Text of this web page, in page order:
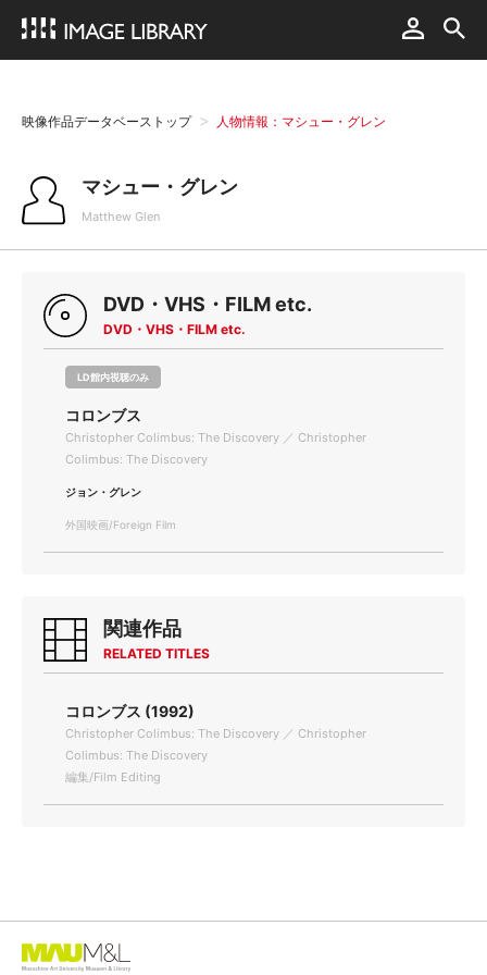
映像作品データベーストップ 人物情報：マシュー・グレン
マシュー・グレン
Matthew Glen
DVD・VHS・FILM etc.
DVD・VHS・FILM etc.
LD館内視聴のみ
コロンブス
Christopher Colimbus: The Discovery ／ Christopher
Colimbus: The Discovery
ジョン・グレン
外国映画/Foreign Film
関連作品
RELATED TITLES
コロンブス (1992)
Christopher Colimbus: The Discovery ／ Christopher
Colimbus: The Discovery
編集/Film Editing